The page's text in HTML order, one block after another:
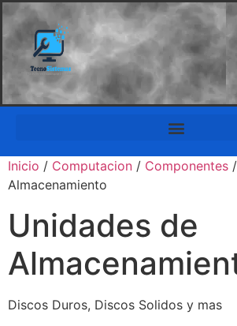
Inicio / Computacion / Componentes
Almacenamiento
Unidades de
Discos Duros, Discos Solidos y mas